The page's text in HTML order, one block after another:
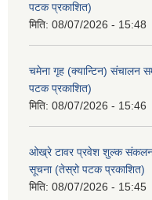
पटक प्रकाशित)
मिति: 08/07/2026 - 15:48
चमेना गृह (क्यान्टिन) संचालन
पटक प्रकाशित)
मिति: 08/07/2026 - 15:46
ओख्रे टावर प्रवेश शुल्क संकलन
सूचना (तेस्रो पटक प्रकाशित)
मिति: 08/07/2026 - 15:45